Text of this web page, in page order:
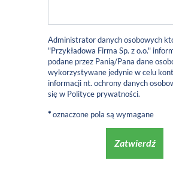
Administrator danych osobowych
"Przykładowa Firma Sp. z o.o."
podane przez Panią/Pana dane
wykorzystywane jedynie w celu
informacji nt. ochrony danych
się w Polityce prywatności.
*oznaczone pola są wymagane
Zatwierdź